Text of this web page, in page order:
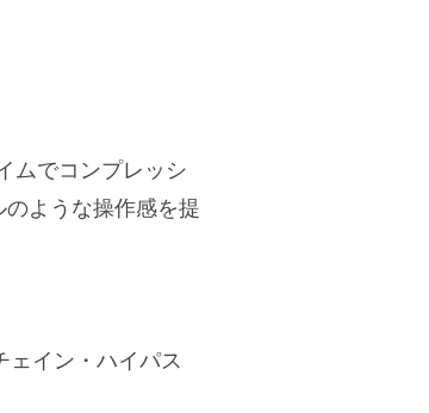
ムでコンプレッシ
ような操作感を提
ェイン・ハイパス